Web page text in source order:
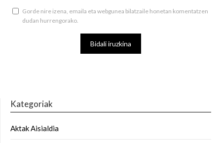
Gorde nire izena, emaila eta webgunea bilatzaile honetan komentatzen
dudan hurrengorako.
Kategoriak
Aktak Aisialdia